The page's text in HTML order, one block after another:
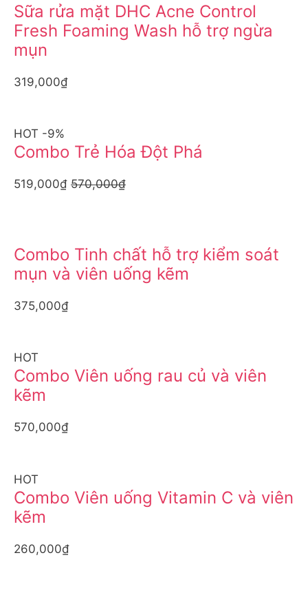
Sữa rửa mặt DHC Acne Control
Fresh Foaming Wash hỗ trợ ngừa
mụn
319,000₫
HOT -9%
Combo Trẻ Hóa Đột Phá
519,000₫ 570,000₫
Combo Tinh chất hỗ trợ kiểm soát
mụn và viên uống kẽm
375,000₫
HOT
Combo Viên uống rau củ và viên
kẽm
570,000₫
HOT
Combo Viên uống Vitamin C và viên
kẽm
260,000₫